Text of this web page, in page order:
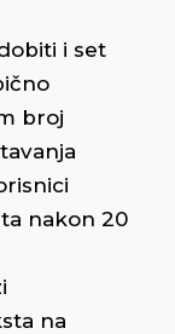
i set
broj
nakon 20
na